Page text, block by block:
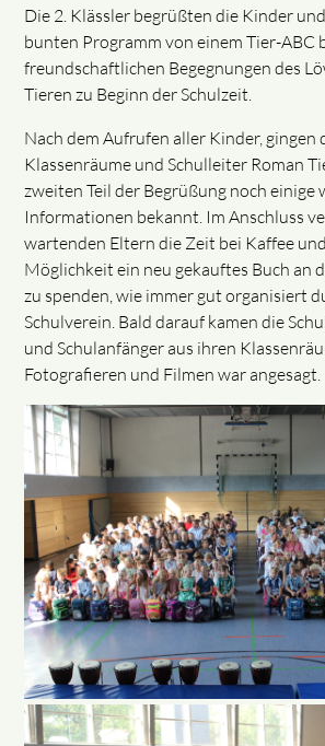
Die 2. Klässler begrüßten die Kinder
bunten Programm von einem Tier-ABC
freundschaftlichen Begegnungen des
Tieren zu Beginn der Schulzeit.
Nach dem Aufrufen aller Kinder, gingen
Klassenräume und Schulleiter Roman
zweiten Teil der Begrüßung noch einige
Informationen bekannt. Im Anschluss
wartenden Eltern die Zeit bei Kaffee
Möglichkeit ein neu gekauftes Buch an
zu spenden, wie immer gut organisiert
Schulverein. Bald darauf kamen die
und Schulanfänger aus ihren
Fotografieren und Filmen war angesagt.